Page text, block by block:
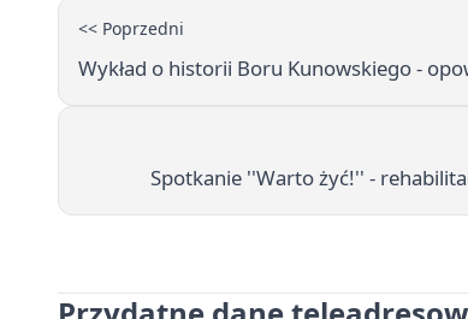
<< Poprzedni
Wykład o historii Boru Kunowskiego -
Spotkanie ''Warto żyć!'' -